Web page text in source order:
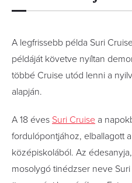
A legfrissebb példa Suri
példáját követve nyíltan
többé Cruise utód lenni a
alapján.
A 18 éves Suri Cruise a
fordulópontjához, elballagott
középiskolából. Az
mosolygó tinédzser neve